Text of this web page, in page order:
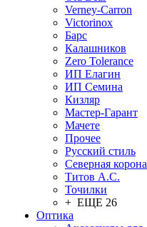
Verney-Carron
Victorinox
Барс
Калашников
Zero Tolerance
ИП Елагин
ИП Семина
Кизляр
Мастер-Гарант
Мачете
Прочее
Русский стиль
Северная корона
Титов А.С.
Точилки
+ ЕЩЕ 26
Оптика